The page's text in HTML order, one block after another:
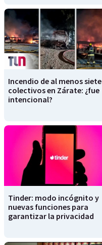
Incendio de al menos siete
colectivos en Zárate: ¿fue
intencional?
Tinder: modo incógnito y
nuevas funciones para
garantizar la privacidad